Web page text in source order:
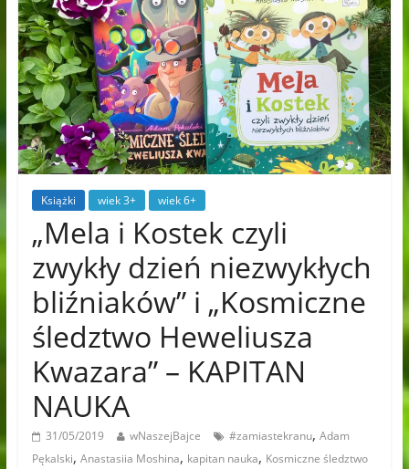
Książki wiek 3+ wiek 6+
„Mela i Kostek czyli
zwykły dzień niezwykłych
bliźniaków” i „Kosmiczne
śledztwo Heweliusza
Kwazara” – KAPITAN
NAUKA
31/05/2019 wNaszejBajce #zamiastekranu, Adam
Pękalski, Anastasiia Moshina, kapitan nauka, Kosmiczne śledztwo